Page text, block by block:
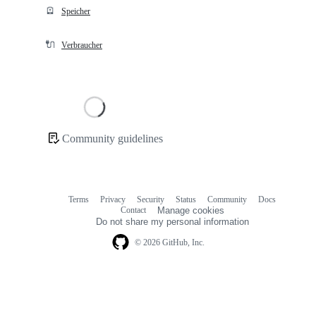
🪫 Speicher
🔌 Verbraucher
Community guidelines
© 2026 GitHub, Inc.
Terms Privacy Security Status Community
Docs
Contact
Manage cookies
Do not share my personal information